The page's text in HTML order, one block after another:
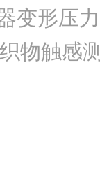
变形压
物触感